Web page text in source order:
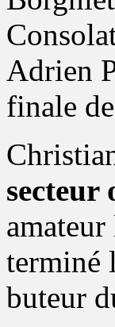
Adrien
finale
secteur
terminé
buteur